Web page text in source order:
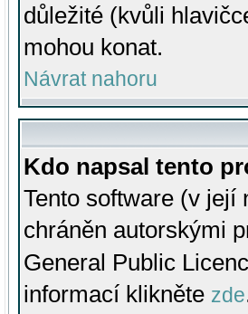
důležité (kvůli
mohou konat.
Návrat nahoru
Kdo napsal tento
Tento software (v její
chráněn autorskými
General Public
informací klikněte zde